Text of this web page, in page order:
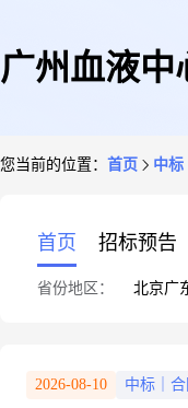
广州血液中
您当前的位置： 首页 中标
首页 招标预告
省份地区： 北京广
2026-08-10 中标｜